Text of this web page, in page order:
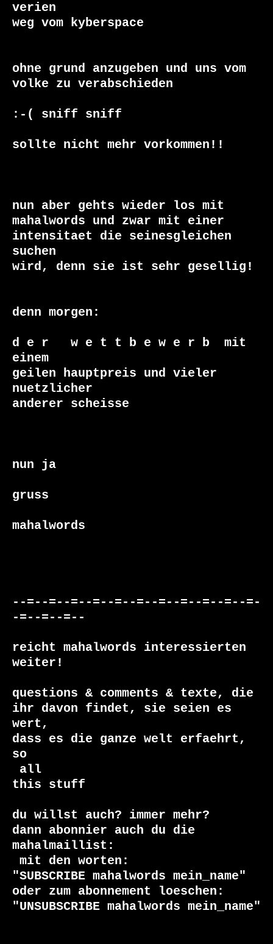
verien
weg vom kyberspace
ohne grund anzugeben und uns vom
volke zu verabschieden
:-( sniff sniff
sollte nicht mehr vorkommen!!
nun aber gehts wieder los mit
mahalwords und zwar mit einer
intensitaet die seinesgleichen
suchen
wird, denn sie ist sehr gesellig!
denn morgen:
d e r   w e t t b e w e r b  mit
einem
geilen hauptpreis und vieler
nuetzlicher
anderer scheisse
nun ja
gruss
mahalwords
--=--=--=--=--=--=--=--=--=--=--=-
-=--=--=--
reicht mahalwords interessierten
weiter!
questions & comments & texte, die
ihr davon findet, sie seien es
wert,
dass es die ganze welt erfaehrt,
this stuff
du willst auch? immer mehr?
dann abonnier auch du die
"SUBSCRIBE mahalwords mein_name"
oder zum abonnement loeschen:
"UNSUBSCRIBE mahalwords mein_name"